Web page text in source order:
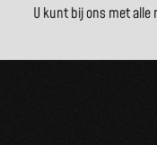
U kunt bij ons met